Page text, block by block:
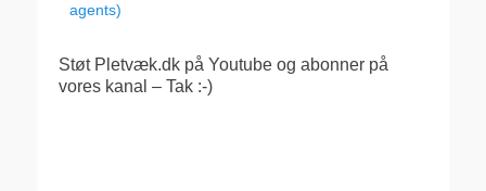
agents)
Støt Pletvæk.dk på Youtube og abonner på
vores kanal – Tak :-)